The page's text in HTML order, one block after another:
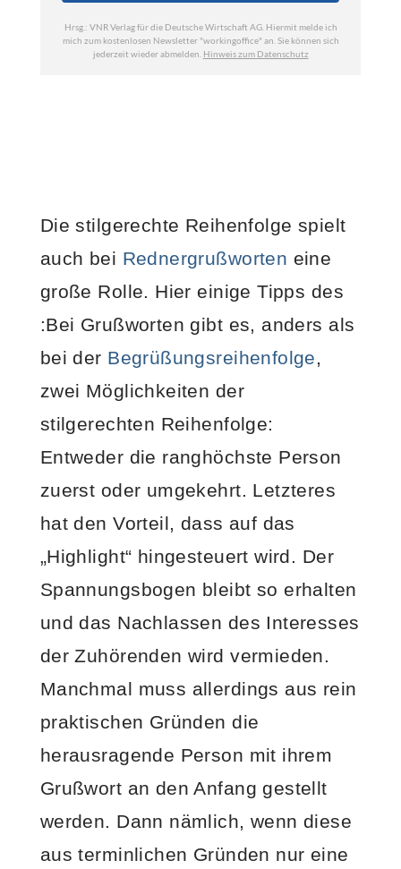
Die stilgerechte Reihenfolge spielt
auch bei Rednergrußworten eine
große Rolle. Hier einige Tipps des
:Bei Grußworten gibt es, anders als
bei der Begrüßungsreihenfolge,
zwei Möglichkeiten der
stilgerechten Reihenfolge:
Entweder die ranghöchste Person
zuerst oder umgekehrt. Letzteres
hat den Vorteil, dass auf das
„Highlight“ hingesteuert wird. Der
Spannungsbogen bleibt so erhalten
und das Nachlassen des Interesses
der Zuhörenden wird vermieden.
Manchmal muss allerdings aus rein
praktischen Gründen die
herausragende Person mit ihrem
Grußwort an den Anfang gestellt
werden. Dann nämlich, wenn diese
aus terminlichen Gründen nur eine